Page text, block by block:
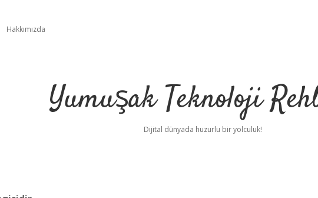
Hakkımızda
Yumuşak Teknoloji
Dijital dünyada huzurlu bir yolculuk!